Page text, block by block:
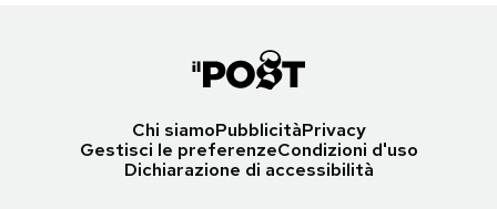
Chi siamoPubblicitàPrivacy
Gestisci le preferenzeCondizioni d'uso
Dichiarazione di accessibilità